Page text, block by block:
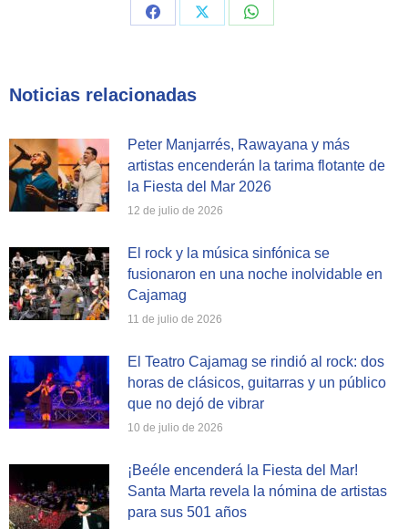
Share
Share
Share
Noticias relacionadas
Peter Manjarrés, Rawayana y más
artistas encenderán la tarima flotante de
la Fiesta del Mar 2026
12 de julio de 2026
El rock y la música sinfónica se
fusionaron en una noche inolvidable en
Cajamag
11 de julio de 2026
El Teatro Cajamag se rindió al rock: dos
horas de clásicos, guitarras y un público
que no dejó de vibrar
10 de julio de 2026
¡Beéle encenderá la Fiesta del Mar!
Santa Marta revela la nómina de artistas
para sus 501 años